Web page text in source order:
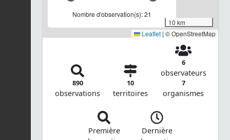
Nombre d'observation(s): 21
10 km
Leaflet | © OpenStreetMap
890
observations
10
territoires
6
observateurs
7
organismes
Première
Dernière